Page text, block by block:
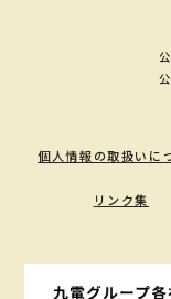
個人情報の取扱いに
リンク集